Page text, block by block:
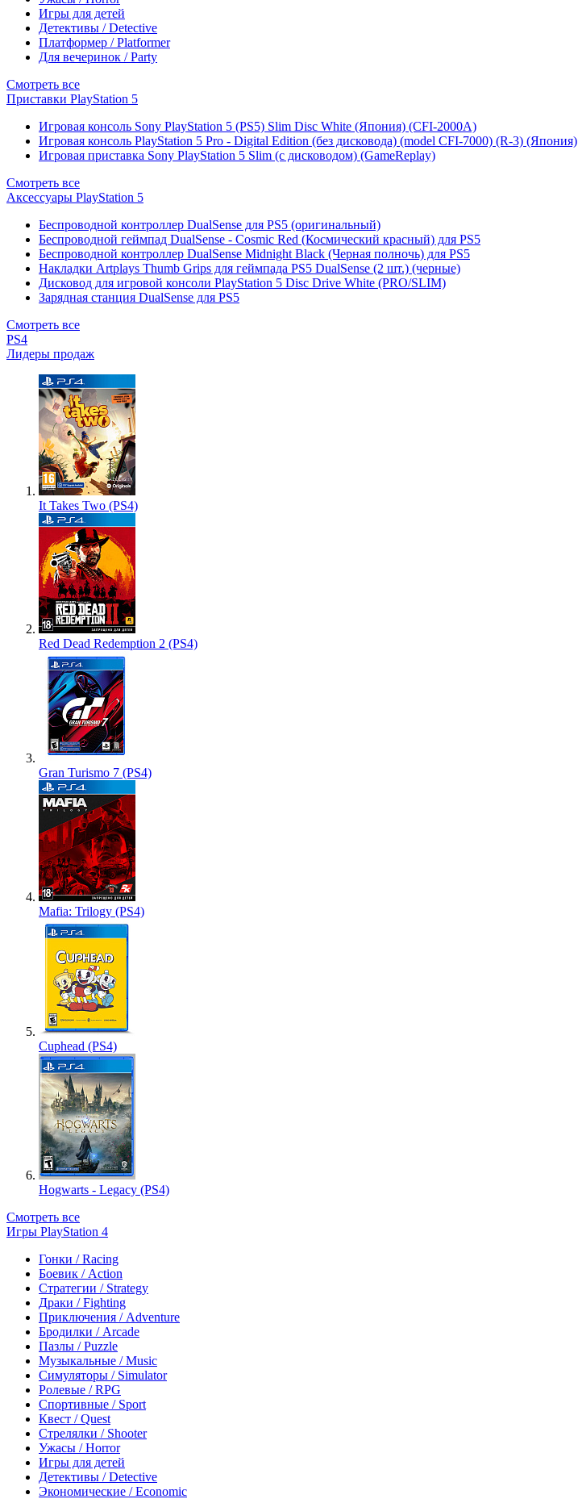
Игры для детей
Детективы / Detective
Платформер / Platformer
Для вечеринок / Party
Смотреть все
Приставки PlayStation 5
Игровая консоль Sony PlayStation 5 (PS5) Slim Disc White (Япония) (CFI-2000A)
Игровая консоль PlayStation 5 Pro - Digital Edition (без дисковода) (model CFI-7000) (R-3) (Япония)
Игровая приставка Sony PlayStation 5 Slim (с дисководом) (GameReplay)
Смотреть все
Аксессуары PlayStation 5
Беспроводной контроллер DualSense для PS5 (оригинальный)
Беспроводной геймпад DualSense - Cosmic Red (Космический красный) для PS5
Беспроводной контроллер DualSense Midnight Black (Черная полночь) для PS5
Накладки Artplays Thumb Grips для геймпада PS5 DualSense (2 шт.) (черные)
Дисковод для игровой консоли PlayStation 5 Disc Drive White (PRO/SLIM)
Зарядная станция DualSense для PS5
Смотреть все
PS4
Лидеры продаж
It Takes Two (PS4)
Red Dead Redemption 2 (PS4)
Gran Turismo 7 (PS4)
Mafia: Trilogy (PS4)
Cuphead (PS4)
Hogwarts - Legacy (PS4)
Смотреть все
Игры PlayStation 4
Гонки / Racing
Боевик / Action
Стратегии / Strategy
Драки / Fighting
Приключения / Adventure
Бродилки / Arcade
Пазлы / Puzzle
Музыкальные / Music
Симуляторы / Simulator
Ролевые / RPG
Спортивные / Sport
Квест / Quest
Стрелялки / Shooter
Ужасы / Horror
Игры для детей
Детективы / Detective
Экономические / Economic